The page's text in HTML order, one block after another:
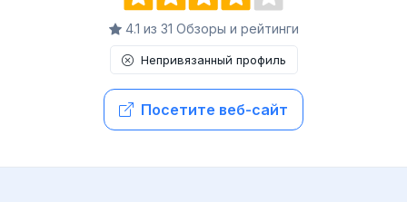
4.1 из 31 Обзоры и рейтинги
Непривязанный профиль
Посетите веб-сайт